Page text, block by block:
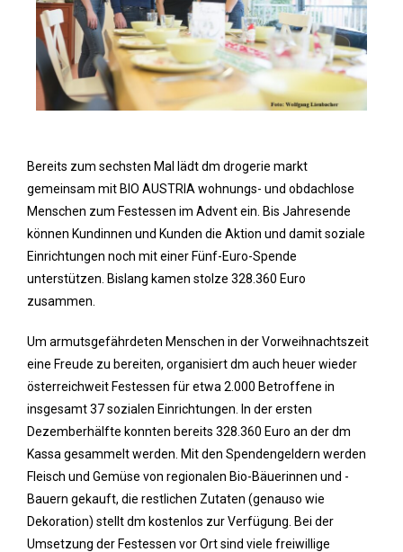
Bereits zum sechsten Mal lädt dm drogerie markt
gemeinsam mit BIO AUSTRIA wohnungs- und obdachlose
Menschen zum Festessen im Advent ein. Bis Jahresende
können Kundinnen und Kunden die Aktion und damit soziale
Einrichtungen noch mit einer Fünf-Euro-Spende
unterstützen. Bislang kamen stolze 328.360 Euro
zusammen.
Um armutsgefährdeten Menschen in der Vorweihnachtszeit
eine Freude zu bereiten, organisiert dm auch heuer wieder
österreichweit Festessen für etwa 2.000 Betroffene in
insgesamt 37 sozialen Einrichtungen. In der ersten
Dezemberhälfte konnten bereits 328.360 Euro an der dm
Kassa gesammelt werden. Mit den Spendengeldern werden
Fleisch und Gemüse von regionalen Bio-Bäuerinnen und -
Bauern gekauft, die restlichen Zutaten (genauso wie
Dekoration) stellt dm kostenlos zur Verfügung. Bei der
Umsetzung der Festessen vor Ort sind viele freiwillige